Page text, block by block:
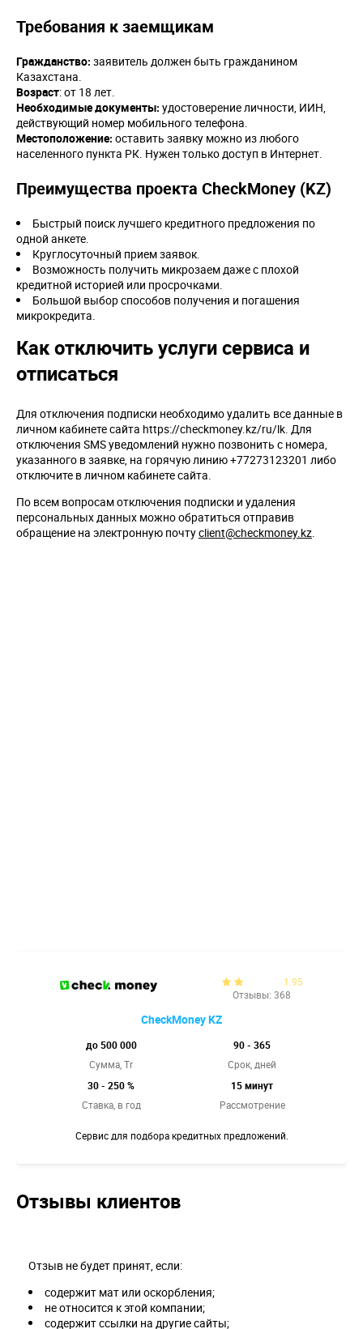
Требования к заемщикам
Гражданство: заявитель должен быть гражданином
Казахстана.
Возраст: от 18 лет.
Необходимые документы: удостоверение личности, ИИН,
действующий номер мобильного телефона.
Местоположение: оставить заявку можно из любого
населенного пункта РК. Нужен только доступ в Интернет.
Преимущества проекта CheckMoney (KZ)
Быстрый поиск лучшего кредитного предложения по
одной анкете.
Круглосуточный прием заявок.
Возможность получить микрозаем даже с плохой
кредитной историей или просрочками.
Большой выбор способов получения и погашения
микрокредита.
Как отключить услуги сервиса и
отписаться
Для отключения подписки необходимо удалить все данные в
личном кабинете сайта https://checkmoney.kz/ru/lk. Для
отключения SMS уведомлений нужно позвонить с номера,
указанного в заявке, на горячую линию +77273123201 либо
отключите в личном кабинете сайта.
По всем вопросам отключения подписки и удаления
персональных данных можно обратиться отправив
обращение на электронную почтуclient@checkmoney.kz.
1.95
Отзывы: 368
CheckMoney KZ
до 500 000
Сумма, Tr
90 - 365
Срок, дней
30 - 250 %
Ставка, в год
15 минут
Рассмотрение
Сервис для подбора кредитных предложений.
Отзывы клиентов
Отзыв не будет принят, если:
содержит мат или оскорбления;
не относится к этой компании;
содержит ссылки на другие сайты;